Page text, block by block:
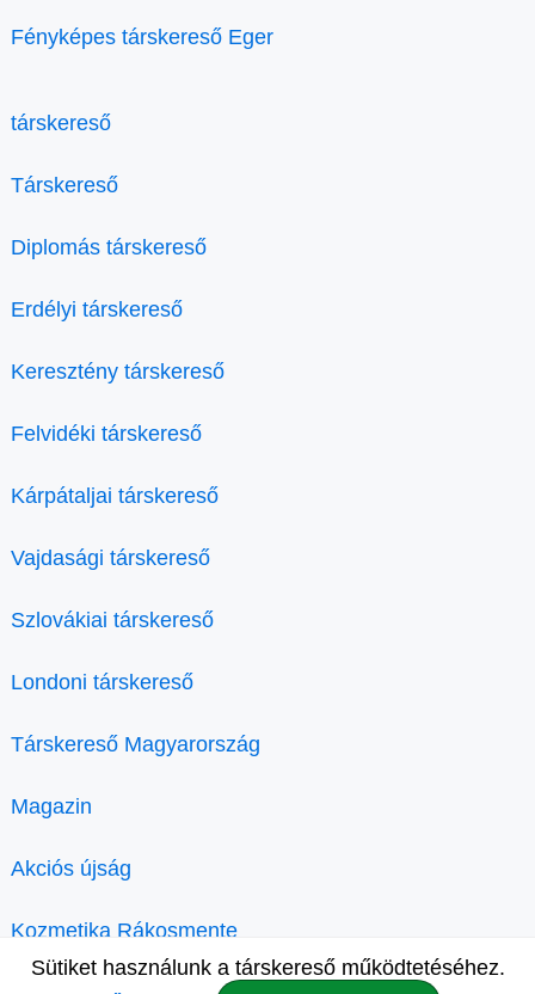
Fényképes társkereső Eger
társkereső
Társkereső
Diplomás társkereső
Erdélyi társkereső
Keresztény társkereső
Felvidéki társkereső
Kárpátaljai társkereső
Vajdasági társkereső
Szlovákiai társkereső
Londoni társkereső
Társkereső Magyarország
Magazin
Akciós újság
Kozmetika Rákosmente
Sütiket használunk a társkereső működtetéséhez.